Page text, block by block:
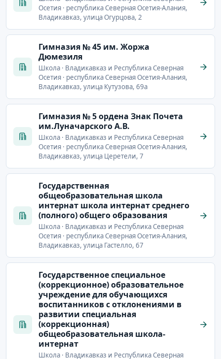
Осетия · республика Северная Осетия-Алания,
Владикавказ, улица Огурцова, 2
Гимназия № 45 им. Жоржа
Дюмезиля
Школа · Владикавказ и Республика Северная
Осетия · республика Северная Осетия-Алания,
Владикавказ, улица Кутузова, 69а
Гимназия № 5 ордена Знак Почета
им.Луначарского А.В.
Школа · Владикавказ и Республика Северная
Осетия · республика Северная Осетия-Алания,
Владикавказ, улица Церетели, 7
Государственная
общеобразовательная школа
интернат школа интернат среднего
(полного) общего образования
Школа · Владикавказ и Республика Северная
Осетия · республика Северная Осетия-Алания,
Владикавказ, улица Гастелло, 67
Государственное специальное
(коррекционное) образовательное
учреждение для обучающихся
воспитанников с отклонениями в
развитии специальная
(коррекционная)
общеобразовательная школа-
интернат
Школа · Владикавказ и Республика Северная